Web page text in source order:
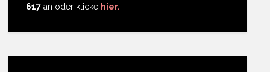
617 an oder klicke hier.